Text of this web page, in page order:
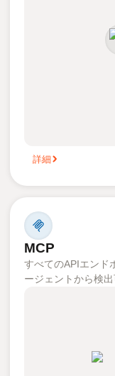
詳細
MCP
すべてのAPIエンド
ージェントから検